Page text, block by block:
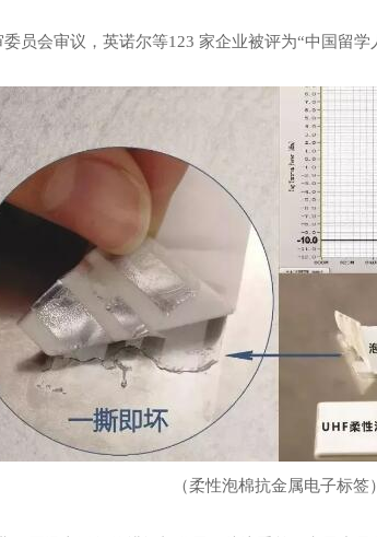
会审议，英诺尔等123 家企业被评为“中国留学
（柔性泡棉抗金属电子标签）